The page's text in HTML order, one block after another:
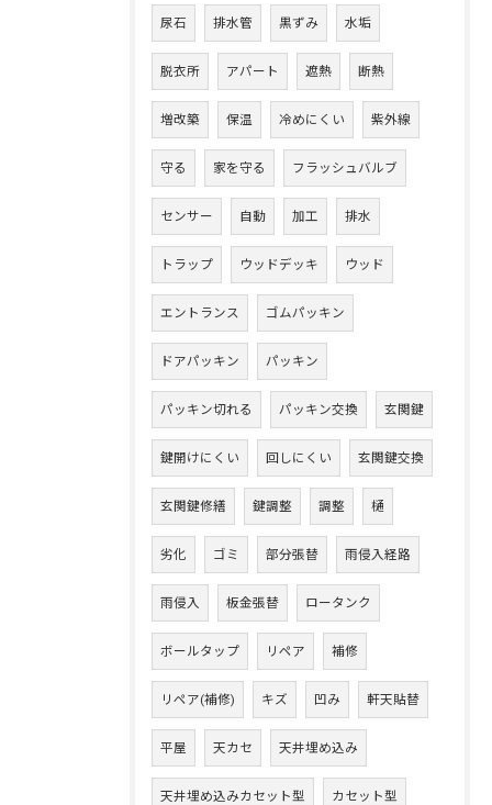
尿石 排水管 黒ずみ 水垢
脱衣所 アパート 遮熱 断熱
増改築 保温 冷めにくい 紫外線
守る 家を守る フラッシュバルブ
センサー 自動 加工 排水
トラップ ウッドデッキ ウッド
エントランス ゴムパッキン
ドアパッキン パッキン
パッキン切れる パッキン交換 玄関鍵
鍵開けにくい 回しにくい 玄関鍵交換
玄関鍵修繕 鍵調整 調整 樋
劣化 ゴミ 部分張替 雨侵入経路
雨侵入 板金張替 ロータンク
ボールタップ リペア 補修
リペア(補修) キズ 凹み 軒天貼替
平屋 天カセ 天井埋め込み
天井埋め込みカセット型 カセット型